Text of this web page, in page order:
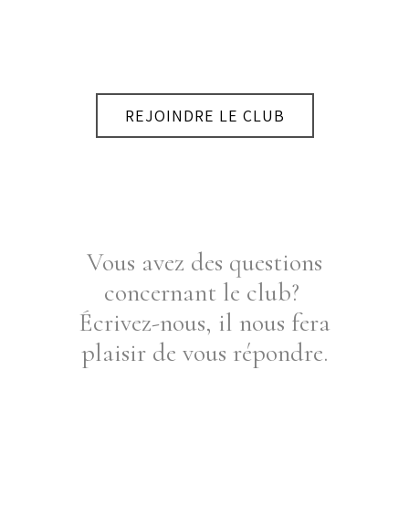
REJOINDRE LE CLUB
Vous avez des questions
concernant le club?
Écrivez-nous, il nous fera
plaisir de vous répondre.